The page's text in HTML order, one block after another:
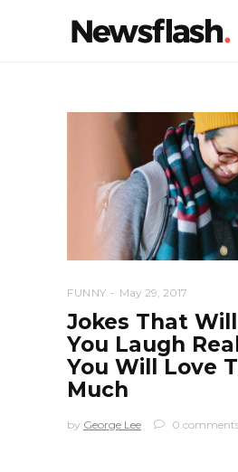
FUNNY May 29, 2017
Jokes That
You Laugh
You Will Love
Much
by George Lee 0